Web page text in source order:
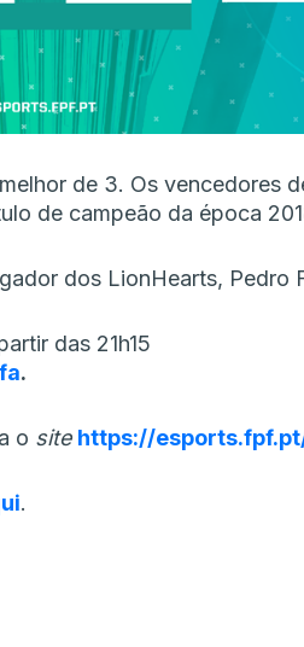
de 3. Os vencedores
de campeão da época
dos LionHearts, Pedro
das 21h15
.
o site https://
.